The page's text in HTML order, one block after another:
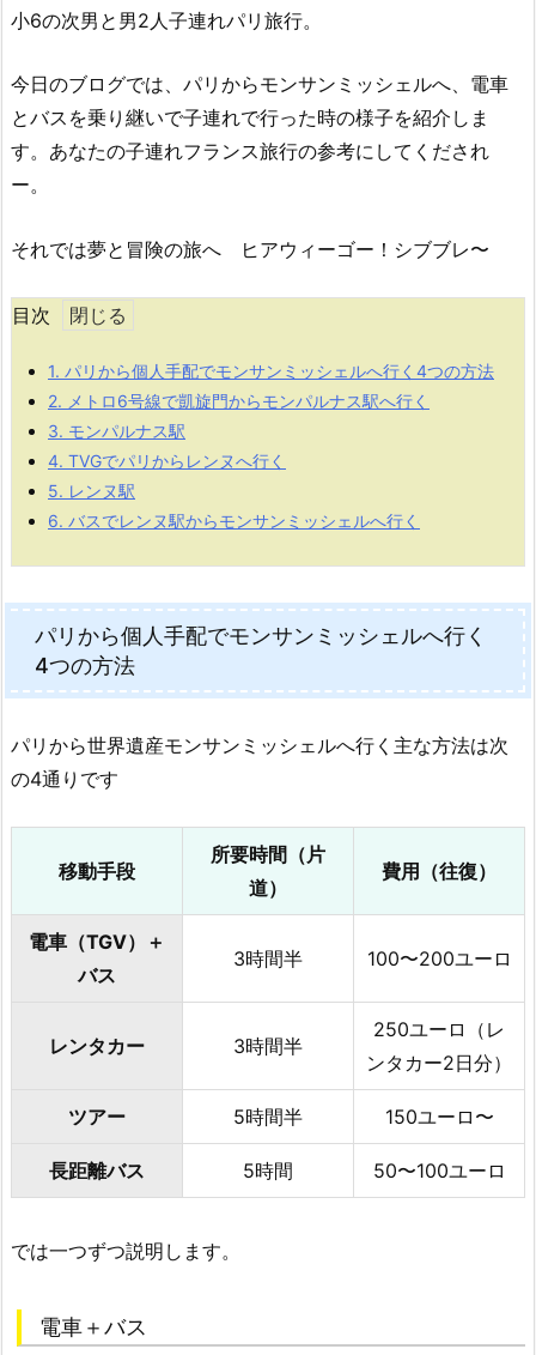
小6の次男と男2人子連れパリ旅行。
今日のブログでは、パリからモンサンミッシェルへ、電車
とバスを乗り継いで子連れで行った時の様子を紹介しま
す。あなたの子連れフランス旅行の参考にしてくだされ
ー。
それでは夢と冒険の旅へ ヒアウィーゴー！シブブレ〜
目次
1. パリから個人手配でモンサンミッシェルへ行く4つの方法
2. メトロ6号線で凱旋門からモンパルナス駅へ行く
3. モンパルナス駅
4. TVGでパリからレンヌへ行く
5. レンヌ駅
6. バスでレンヌ駅からモンサンミッシェルへ行く
パリから個人手配でモンサンミッシェルへ行く
4つの方法
パリから世界遺産モンサンミッシェルへ行く主な方法は次
の4通りです
移動手段
所要時間（片
道）
費用（往復）
電車（TGV）＋
バス
3時間半 100〜200ユーロ
レンタカー 3時間半
250ユーロ（レ
ンタカー2日分）
ツアー 5時間半 150ユーロ〜
長距離バス 5時間 50〜100ユーロ
では一つずつ説明します。
電車＋バス